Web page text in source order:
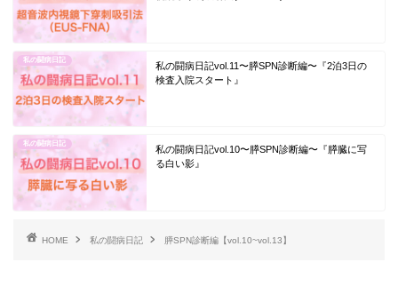
私の闘病日記
私の闘病日記vol.11〜膵SPN診断編〜『2泊3日の
検査入院スタート』
私の闘病日記
私の闘病日記vol.10〜膵SPN診断編〜『膵臓に写
る白い影』
HOME 私の闘病日記 膵SPN診断編【vol.10~vol.13】